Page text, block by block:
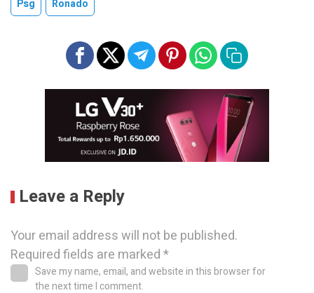
Psg Ronado
Leave a Reply
Your email address will not be published.
Required fields are marked*
Save my name, email, and website in this browser for
the next time I comment.